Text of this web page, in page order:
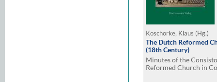
Koschorke, Klaus (Hg.)
The Dutch Reformed
(18th Century)
Minutes of the
Reformed Church in